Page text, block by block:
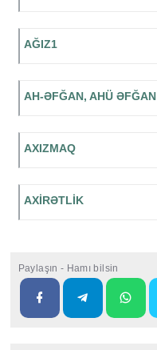
AĞIZ1
AH-ƏFĞAN, AHÜ ƏFĞAN
AXIZMAQ
AXİRƏTLİK
Paylaşın - Hamı bilsin